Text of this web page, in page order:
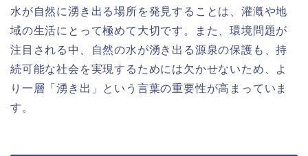
水が自然に湧き出る場所を発見することは、灌漑や地
域の生活にとって極めて大切です。また、環境問題が
注目される中、自然の水が湧き出る源泉の保護も、持
続可能な社会を実現するためには欠かせないため、よ
り一層「湧き出」という言葉の重要性が高まっていま
す。